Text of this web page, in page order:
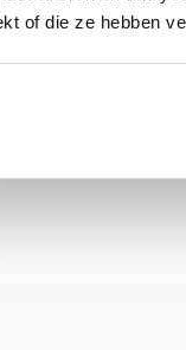
of die ze hebben